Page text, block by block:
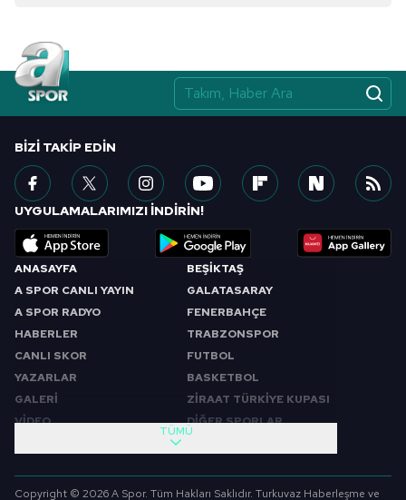
ANASAYFA
A SPOR CANLI YAYIN
A SPOR RADYO
HABERLER
CANLI SKOR
YAZARLAR
GALERİ
VİDEO
BEŞİKTAŞ
GALATASARAY
FENERBAHÇE
TRABZONSPOR
FUTBOL
BASKETBOL
ZİRAAT TÜRKİYE KUPASI
DİĞER SPORLAR
SABAH SPORU
FUTBOL
TÜMÜ
BIZI TAKIP EDIN
UYGULAMALARIMIZI İNDİRİN!
Copyright © 2026 A Spor. Tüm Hakları Saklıdır. Turkuvaz Haberleşme ve